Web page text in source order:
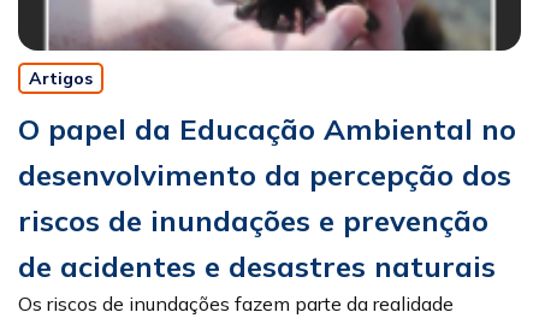
Artigos
O papel da Educação Ambiental no
desenvolvimento da percepção dos
riscos de inundações e prevenção
de acidentes e desastres naturais
Os riscos de inundações fazem parte da realidade